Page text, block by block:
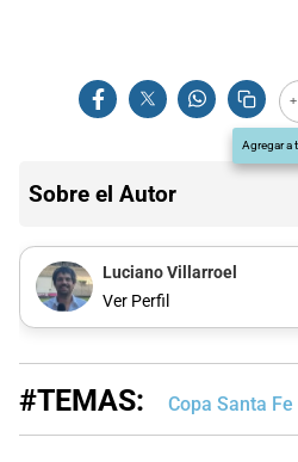
Agregar a
Sobre el Autor
Luciano Villarroel
Ver Perfil
#TEMAS: Copa Santa Fe